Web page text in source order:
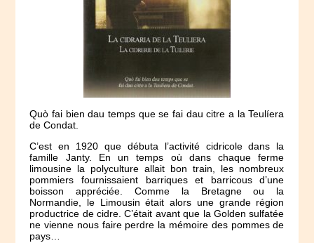
Quò fai bien dau temps que se fai dau citre a la Teulíera
de Condat.
C’est en 1920 que débuta l’activité cidricole dans la
famille Janty. En un temps où dans chaque ferme
limousine la polyculture allait bon train, les nombreux
pommiers fournissaient barriques et barricous d’une
boisson appréciée. Comme la Bretagne ou la
Normandie, le Limousin était alors une grande région
productrice de cidre. C’était avant que la Golden sulfatée
ne vienne nous faire perdre la mémoire des pommes de
pays…